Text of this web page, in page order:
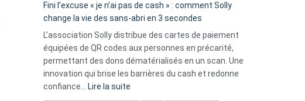
Fini l’excuse « je n’ai pas de cash » : comment Solly
change la vie des sans-abri en 3 secondes
L’association Solly distribue des cartes de paiement
équipées de QR codes aux personnes en précarité,
permettant des dons dématérialisés en un scan. Une
innovation qui brise les barrières du cash et redonne
confiance…
Lire la suite